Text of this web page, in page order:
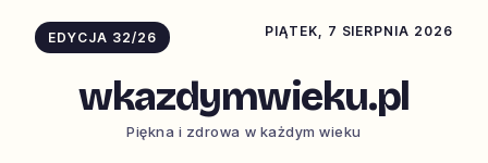
EDYCJA 32/26 PIĄTEK, 7 SIERPNIA 2026
wkazdymwieku.pl
Piękna i zdrowa w każdym wieku